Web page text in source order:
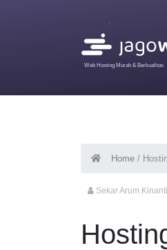
Web Hosting Murah & Berkualitas
Home /
Sekar Arum Kinanti